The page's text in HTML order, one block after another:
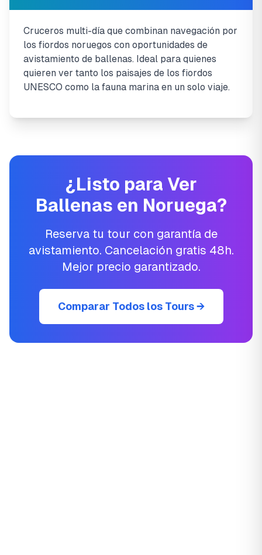
Cruceros multi-día que combinan navegación por
los fiordos noruegos con oportunidades de
avistamiento de ballenas. Ideal para quienes
quieren ver tanto los paisajes de los fiordos
UNESCO como la fauna marina en un solo viaje.
¿Listo para Ver
Ballenas en Noruega?
Reserva tu tour con garantía de
avistamiento. Cancelación gratis 48h.
Mejor precio garantizado.
Comparar Todos los Tours →